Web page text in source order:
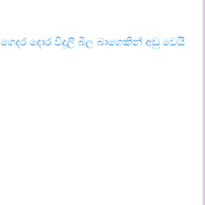
ගෙදර දොර විදුලි බිල බාගෙකින් අඩු වෙයි